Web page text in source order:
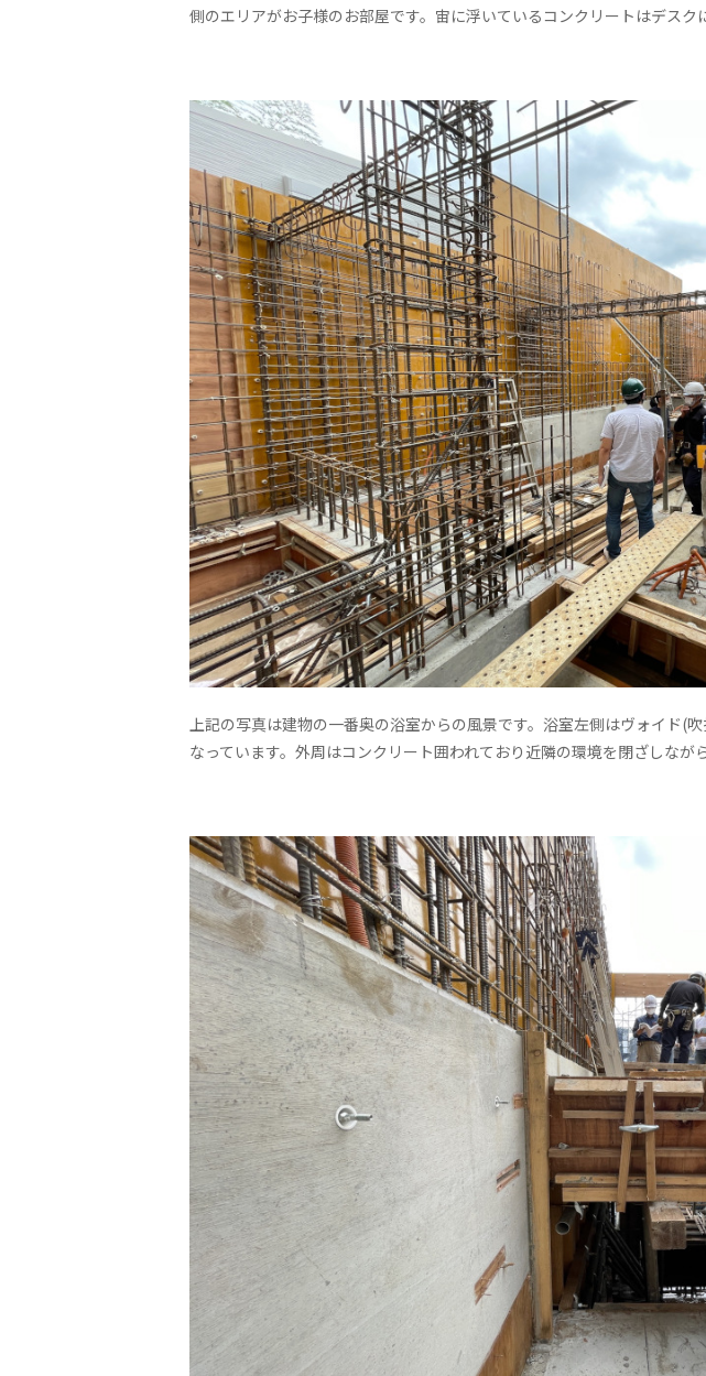
側のエリアがお子様のお部屋です。宙に浮いているコンクリートはデスク
上記の写真は建物の一番奥の浴室からの風景です。浴室左側はヴォイド(
なっています。外周はコンクリート囲われており近隣の環境を閉ざしなが